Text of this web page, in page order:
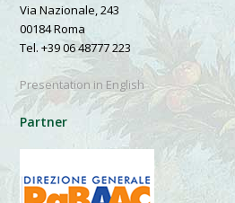
Via Nazionale, 243
00184 Roma
Tel. +39 06 48777 223
Presentation in English
Partner